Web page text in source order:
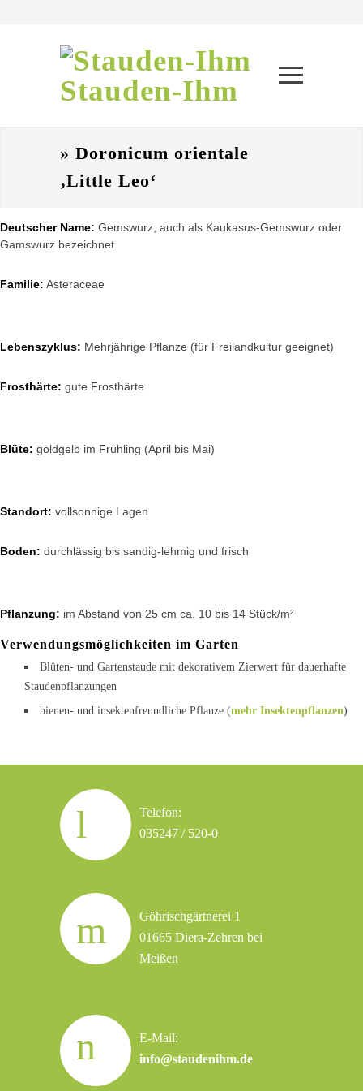
Stauden-Ihm
» Doronicum orientale
‚Little Leo‘
Deutscher Name: Gemswurz, auch als Kaukasus-Gemswurz oder
Gamswurz bezeichnet
Familie: Asteraceae
Lebenszyklus: Mehrjährige Pflanze (für Freilandkultur geeignet)
Frosthärte: gute Frosthärte
Blüte: goldgelb im Frühling (April bis Mai)
Standort: vollsonnige Lagen
Boden: durchlässig bis sandig-lehmig und frisch
Pflanzung: im Abstand von 25 cm ca. 10 bis 14 Stück/m²
Verwendungsmöglichkeiten im Garten
Blüten- und Gartenstaude mit dekorativem Zierwert für dauerhafte
Staudenpflanzungen
bienen- und insektenfreundliche Pflanze (mehr Insektenpflanzen)
Telefon:
035247 / 520-0
Göhrischgärtnerei 1
01665 Diera-Zehren bei
Meißen
E-Mail:
info@staudenihm.de